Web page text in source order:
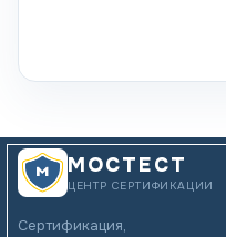
МОСТЕСТ
ЦЕНТР СЕРТИФИКАЦИИ
Сертификация,